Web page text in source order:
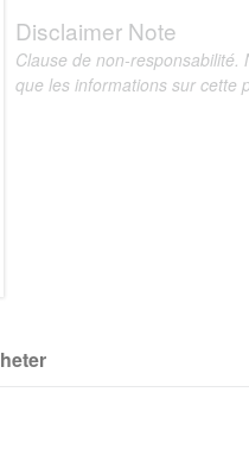
Disclaimer Note
Clause de non-
que les informations sur cette